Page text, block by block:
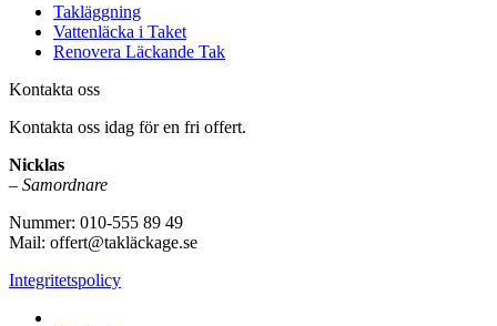
Takläggning
Vattenläcka i Taket
Renovera Läckande Tak
Kontakta oss
Kontakta oss idag för en fri offert.
Nicklas
– Samordnare
Nummer: 010-555 89 49
Mail: offert@takläckage.se
Integritetspolicy